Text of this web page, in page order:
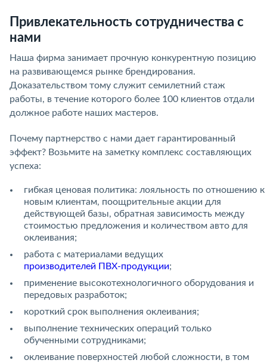
Привлекательность сотрудничества с
нами
Наша фирма занимает прочную конкурентную позицию
на развивающемся рынке брендирования.
Доказательством тому служит семилетний стаж
работы, в течение которого более 100 клиентов отдали
должное работе наших мастеров.
Почему партнерство с нами дает гарантированный
эффект? Возьмите на заметку комплекс составляющих
успеха:
гибкая ценовая политика: лояльность по отношению к
новым клиентам, поощрительные акции для
действующей базы, обратная зависимость между
стоимостью предложения и количеством авто для
оклеивания;
работа с материалами ведущих
производителей ПВХ-продукции;
применение высокотехнологичного оборудования и
передовых разработок;
короткий срок выполнения оклеивания;
выполнение технических операций только
обученными сотрудниками;
оклеивание поверхностей любой сложности, в том